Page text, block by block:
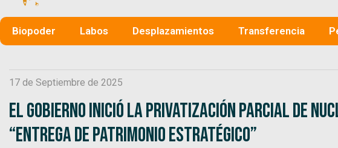
Biopoder Labos Desplazamientos Transferencia
17 de Septiembre de 2025
El Gobierno inició la privatización parcial de
“entrega de patrimonio estratégico”